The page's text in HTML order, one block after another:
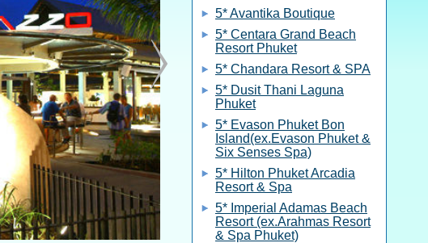
5* Avantika Boutique
5* Centara Grand Beach
Resort Phuket
5* Chandara Resort & SPA
5* Dusit Thani Laguna
Phuket
5* Evason Phuket Bon
Island(ex.Evason Phuket &
Six Senses Spa)
5* Hilton Phuket Arcadia
Resort & Spa
5* Imperial Adamas Beach
Resort (ex.Arahmas Resort
& Spa Phuket)